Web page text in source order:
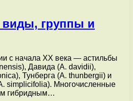
виды, группы и
с начала ХХ века — астильбы
Давида (A. davidii),
Тунберга (A. thunbergii) и
simplicifolia). Многочисленные
гибридным…